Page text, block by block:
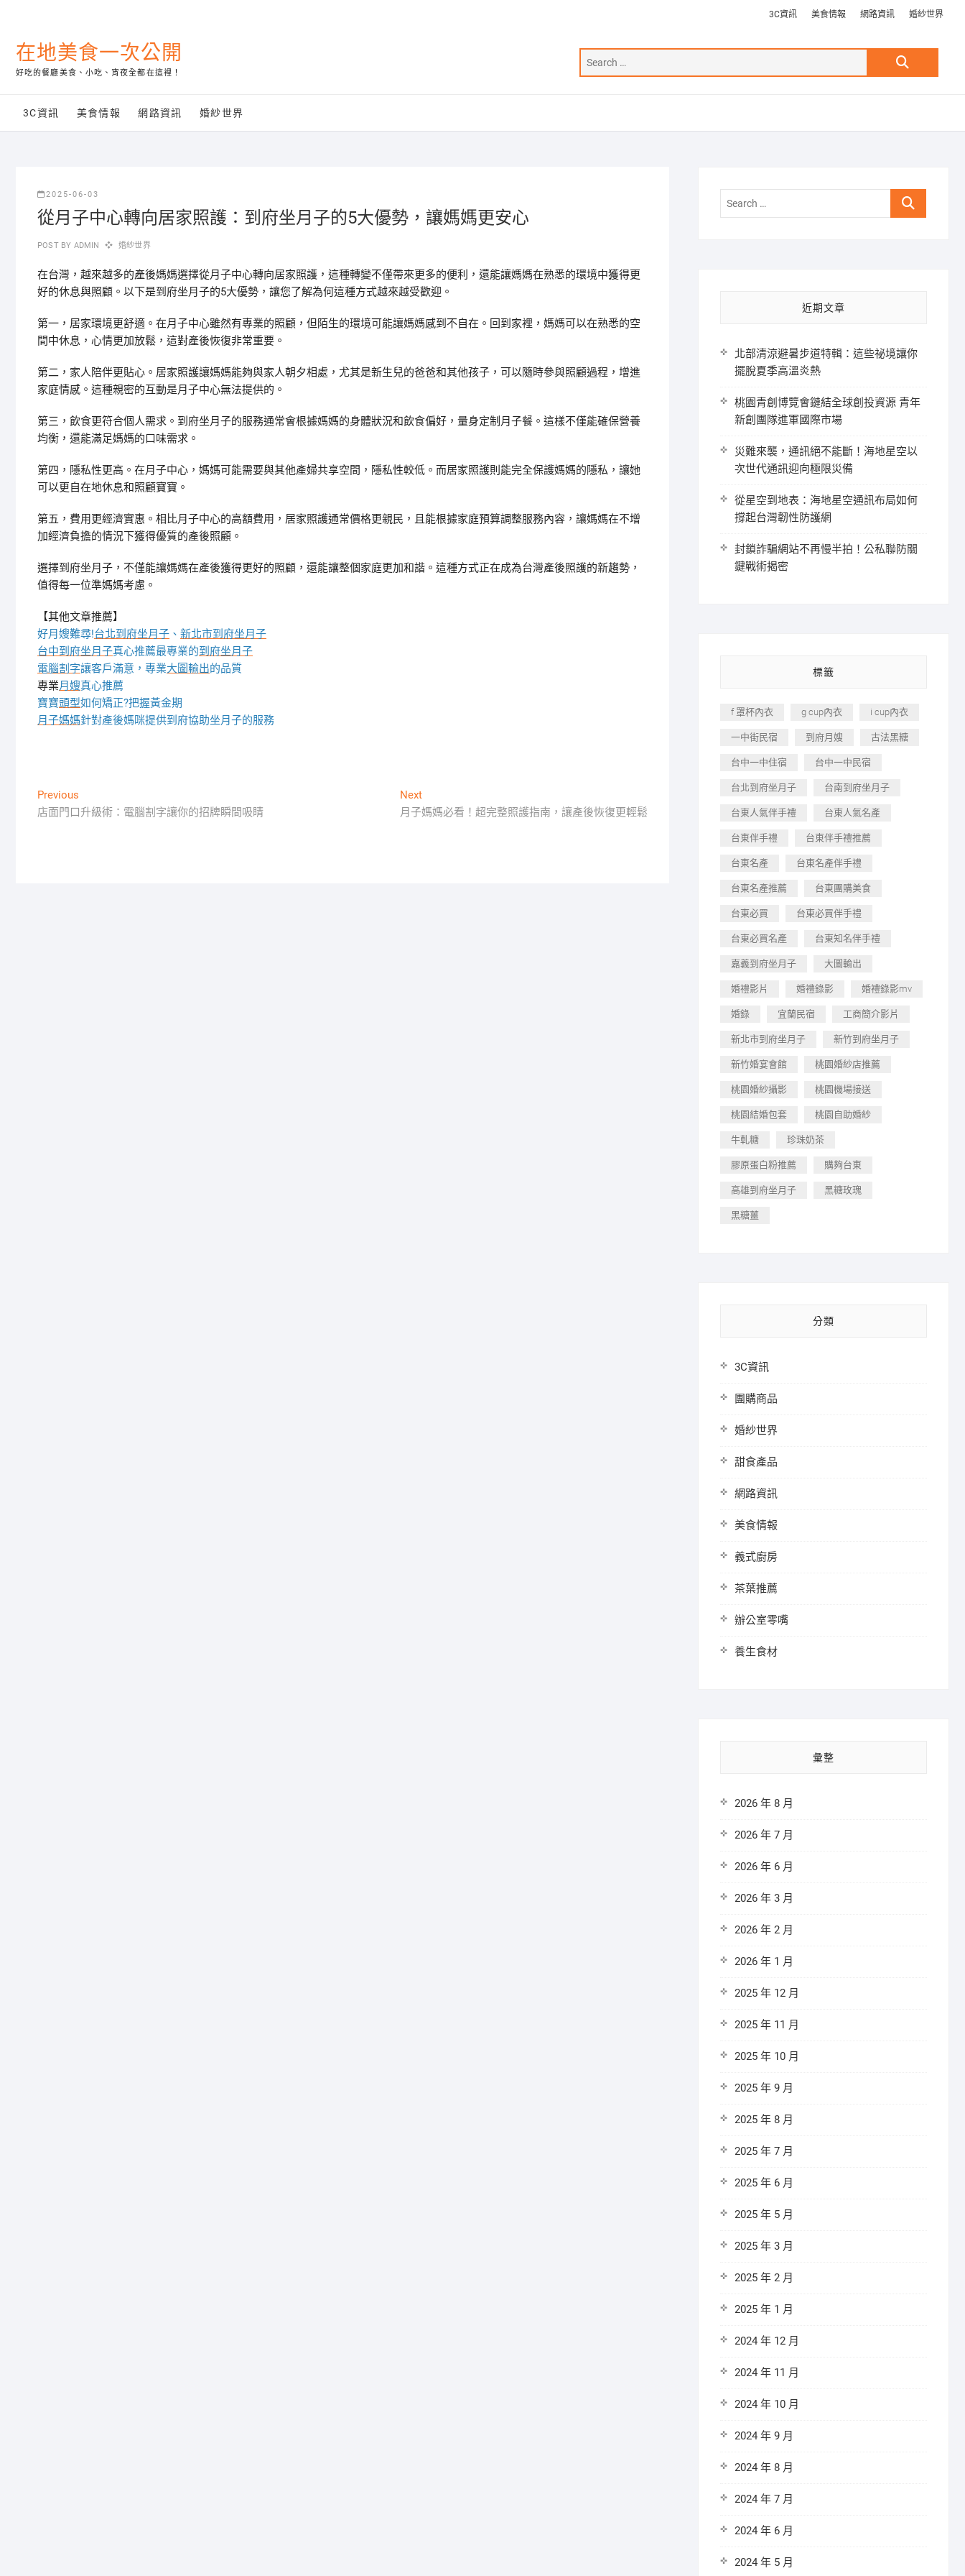
content
3C資訊 美食情報 網路資訊 婚紗世界
在地美食一次公開
好吃的餐廳美食、小吃、宵夜全都在這裡！
Search
3C資訊 美食情報 網路資訊 婚紗世界
2025-06-03
從月子中心轉向居家照護：到府坐月子的5大優勢，讓媽媽更安心
POST BY ADMIN 婚紗世界
在台灣，越來越多的產後媽媽選擇從月子中心轉向居家照護，這種轉變不僅帶來更多的便利，還能讓媽媽在熟悉的環境中獲得更
好的休息與照顧。以下是到府坐月子的5大優勢，讓您了解為何這種方式越來越受歡迎。
第一，居家環境更舒適。在月子中心雖然有專業的照顧，但陌生的環境可能讓媽媽感到不自在。回到家裡，媽媽可以在熟悉的空
間中休息，心情更加放鬆，這對產後恢復非常重要。
第二，家人陪伴更貼心。居家照護讓媽媽能夠與家人朝夕相處，尤其是新生兒的爸爸和其他孩子，可以隨時參與照顧過程，增進
家庭情感。這種親密的互動是月子中心無法提供的。
第三，飲食更符合個人需求。到府坐月子的服務通常會根據媽媽的身體狀況和飲食偏好，量身定制月子餐。這樣不僅能確保營養
均衡，還能滿足媽媽的口味需求。
第四，隱私性更高。在月子中心，媽媽可能需要與其他產婦共享空間，隱私性較低。而居家照護則能完全保護媽媽的隱私，讓她
可以更自在地休息和照顧寶寶。
第五，費用更經濟實惠。相比月子中心的高額費用，居家照護通常價格更親民，且能根據家庭預算調整服務內容，讓媽媽在不增
加經濟負擔的情況下獲得優質的產後照顧。
選擇到府坐月子，不僅能讓媽媽在產後獲得更好的照顧，還能讓整個家庭更加和諧。這種方式正在成為台灣產後照護的新趨勢，
值得每一位準媽媽考慮。
【其他文章推薦】
好月嫂難尋!台北到府坐月子 、 新北市到府坐月子
台中到府坐月子真心推薦最專業的到府坐月子
電腦割字讓客戶滿意，專業大圖輸出的品質
專業月嫂真心推薦
寶寶頭型如何矯正?把握黃金期
月子媽媽針對產後媽咪提供到府協助坐月子的服務
文
章
Previous
post:
店面門口升級術：電腦割字讓你的招牌瞬間吸睛
NextNext
post:
月子媽媽必看！超完整照護指南，讓產後恢復更輕鬆
Search
近期文章
北部清涼避暑步道特輯：這些祕境讓你
擺脫夏季高溫炎熱
桃園青創博覽會鏈結全球創投資源 青年
新創團隊進軍國際市場
災難來襲，通訊絕不能斷！海地星空以
次世代通訊迎向極限災備
從星空到地表：海地星空通訊布局如何
撐起台灣韌性防護網
封鎖詐騙網站不再慢半拍！公私聯防關
鍵戰術揭密
標籤
f 罩杯內衣 g cup內衣 i cup內衣
一中街民宿 到府月嫂 古法黑糖
台中一中住宿 台中一中民宿
台北到府坐月子 台南到府坐月子
台東人氣伴手禮 台東人氣名產
台東伴手禮 台東伴手禮推薦
台東名產 台東名產伴手禮
台東名產推薦 台東團購美食
台東必買 台東必買伴手禮
台東必買名產 台東知名伴手禮
嘉義到府坐月子 大圖輸出
婚禮影片 婚禮錄影 婚禮錄影mv
婚錄 宜蘭民宿 工商簡介影片
新北市到府坐月子 新竹到府坐月子
新竹婚宴會館 桃園婚紗店推薦
桃園婚紗攝影 桃園機場接送
桃園結婚包套 桃園自助婚紗
牛軋糖 珍珠奶茶
膠原蛋白粉推薦 購夠台東
高雄到府坐月子 黑糖玫瑰
黑糖薑
分類
3C資訊
團購商品
婚紗世界
甜食產品
網路資訊
美食情報
義式廚房
茶葉推薦
辦公室零嘴
養生食材
彙整
2026 年 8 月
2026 年 7 月
2026 年 6 月
2026 年 3 月
2026 年 2 月
2026 年 1 月
2025 年 12 月
2025 年 11 月
2025 年 10 月
2025 年 9 月
2025 年 8 月
2025 年 7 月
2025 年 6 月
2025 年 5 月
2025 年 3 月
2025 年 2 月
2025 年 1 月
2024 年 12 月
2024 年 11 月
2024 年 10 月
2024 年 9 月
2024 年 8 月
2024 年 7 月
2024 年 6 月
2024 年 5 月